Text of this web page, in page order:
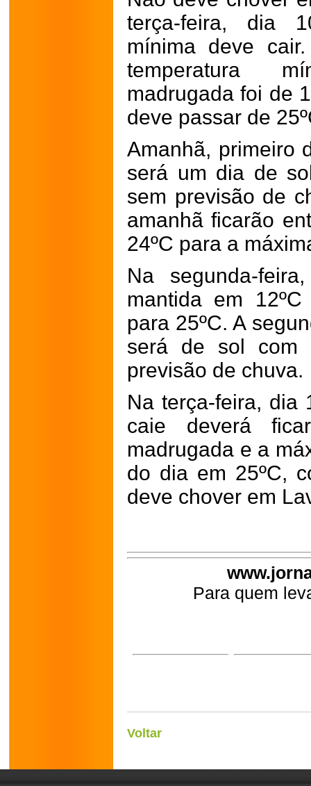
terça-feira, dia
mínima deve
temperatura
madrugada foi de
deve passar de
Amanhã, primeiro
será um dia de
sem previsão de
amanhã ficarão
24ºC para a
Na segunda-
mantida em
para 25ºC. A
será de sol com
previsão de chuva.
Na terça-feira, dia
caie deverá
madrugada e a
do dia em 25ºC,
deve chover em
Para quem
Voltar